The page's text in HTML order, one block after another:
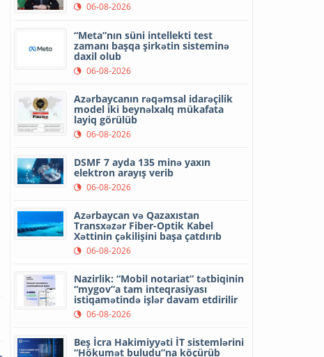
06-08-2026
“Meta”nın süni intellekti test
zamanı başqa şirkətin sisteminə
daxil olub
06-08-2026
Azərbaycanın rəqəmsal idarəçilik
model iki beynəlxalq mükafata
layiq görülüb
06-08-2026
DSMF 7 ayda 135 minə yaxın
elektron arayış verib
06-08-2026
Azərbaycan və Qazaxıstan
Transxəzər Fiber-Optik Kabel
Xəttinin çəkilişini başa çatdırıb
06-08-2026
Nazirlik: “Mobil notariat” tətbiqinin
“mygov”a tam inteqrasiyası
istiqamətində işlər davam etdirilir
06-08-2026
Beş İcra Hakimiyyəti İT sistemlərini
“Hökumət buludu”na köçürüb